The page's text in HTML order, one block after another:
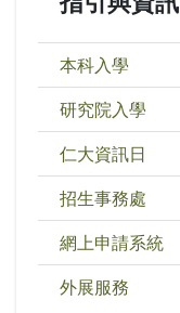
本科入學
研究院入學
仁大資訊日
招生事務處
網上申請系統
外展服務